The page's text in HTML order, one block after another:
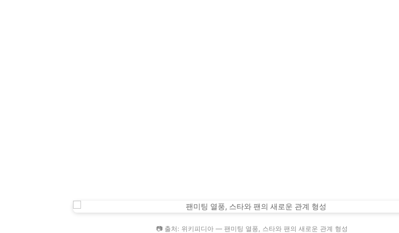
📷 출처: 위키피디아 — 팬미팅 열풍, 스타와 팬의 새로운 관계 형성